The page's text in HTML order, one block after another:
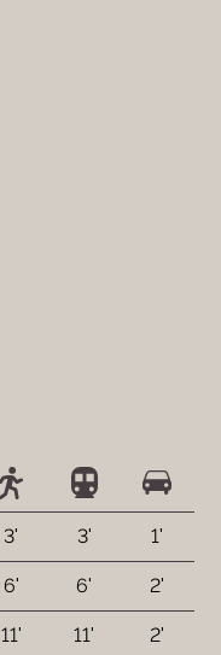
3' 3' 1'
6' 6' 2'
11' 11' 2'